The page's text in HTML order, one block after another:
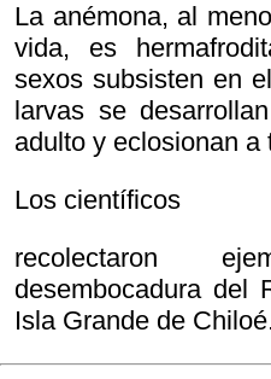
La anémona, al
vida, es
sexos subsisten en
larvas se
adulto y eclosionan a
Los científicos
recolectaron
desembocadura del
Isla Grande de